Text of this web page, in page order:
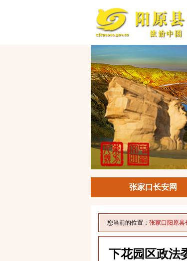
张家口长安网
您当前的位置： 张家口阳原县
下花园区政法